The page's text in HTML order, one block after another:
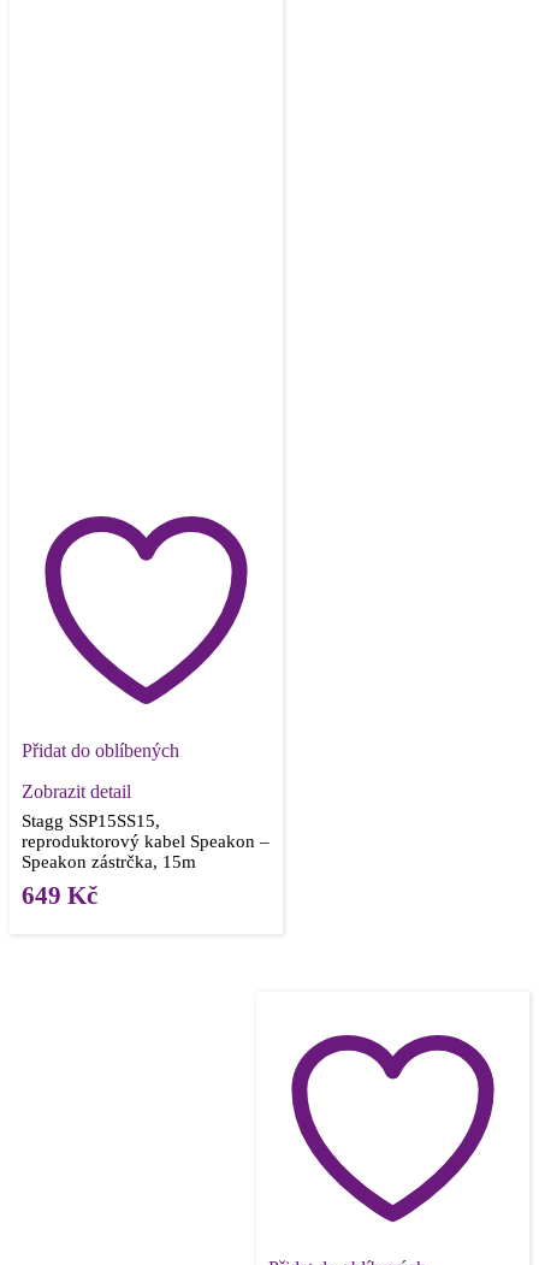
Přidat do oblíbených
Zobrazit detail
Stagg SSP15SS15,
reproduktorový kabel Speakon –
Speakon zástrčka, 15m
649 Kč